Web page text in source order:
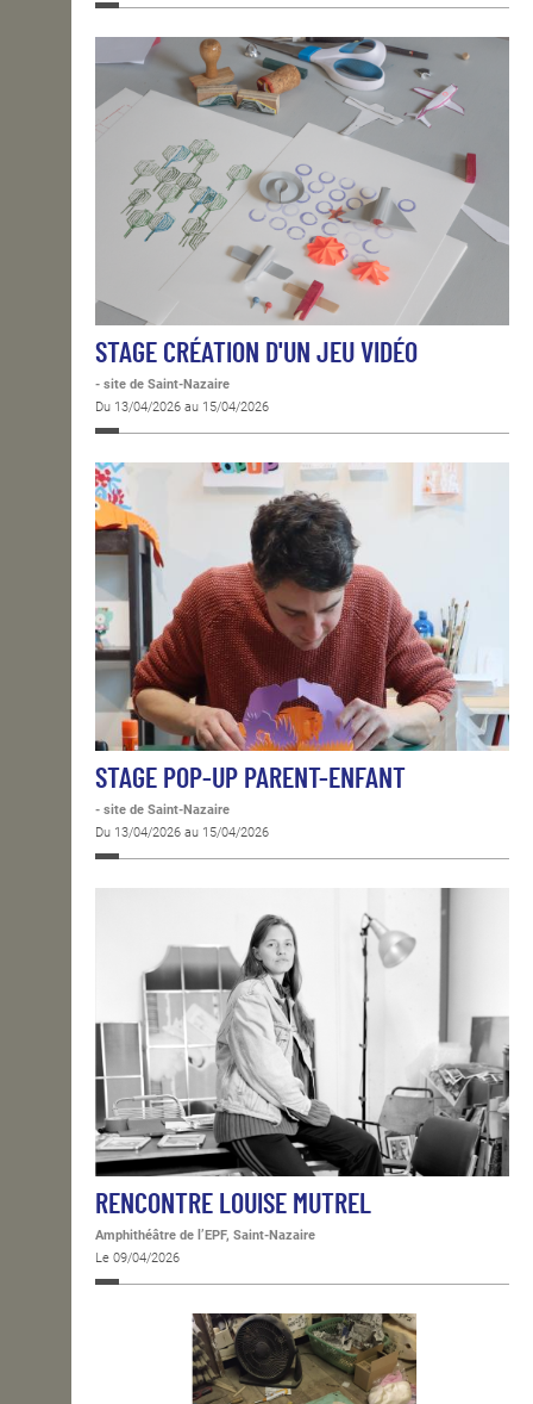
STAGE CRÉATION D'UN JEU VIDÉO
- site de Saint-Nazaire
Du 13/04/2026 au 15/04/2026
STAGE POP-UP PARENT-ENFANT
- site de Saint-Nazaire
Du 13/04/2026 au 15/04/2026
RENCONTRE LOUISE MUTREL
Amphithéâtre de l’EPF, Saint-Nazaire
Le 09/04/2026